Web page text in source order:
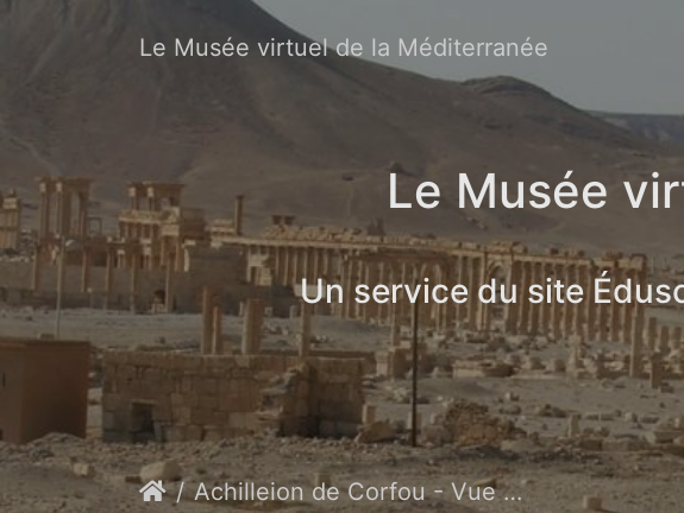
Le Musée virtuel de la Méditerranée
Le Musée
Un service du site
Achilleion de Corfou - Vue depuis le belvédère